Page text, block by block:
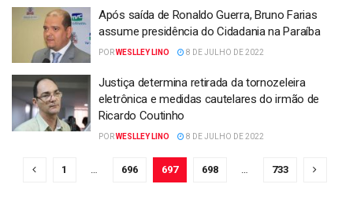
Após saída de Ronaldo Guerra, Bruno Farias
assume presidência do Cidadania na Paraíba
PORWESLLEY LINO 8 DE JULHO DE 2022
Justiça determina retirada da tornozeleira
eletrônica e medidas cautelares do irmão de
Ricardo Coutinho
PORWESLLEY LINO 8 DE JULHO DE 2022
1 … 696 697 698 … 733